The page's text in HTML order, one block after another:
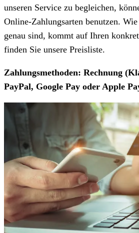
unseren Service zu begleichen,
Online-Zahlungsarten benutzen.
genau sind, kommt auf Ihren
finden Sie unsere Preisliste.
Zahlungsmethoden: Rechnung
PayPal, Google Pay oder Apple